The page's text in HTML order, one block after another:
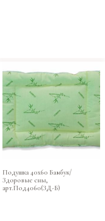
Подушка 40х60 Бамбук/
Здоровые сны,
арт.Под4060(ЗД-Б)